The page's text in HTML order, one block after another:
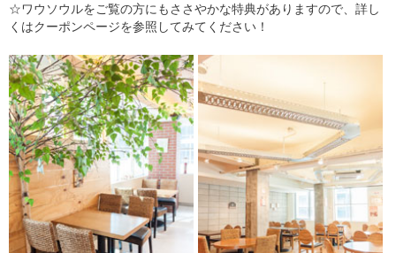
☆ワウソウルをご覧の方にもささやかな特典がありますので、詳し
くはクーポンページを参照してみてください！